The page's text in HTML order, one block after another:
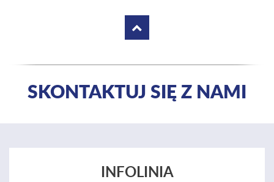
SKONTAKTUJ SIĘ Z NAMI
INFOLINIA